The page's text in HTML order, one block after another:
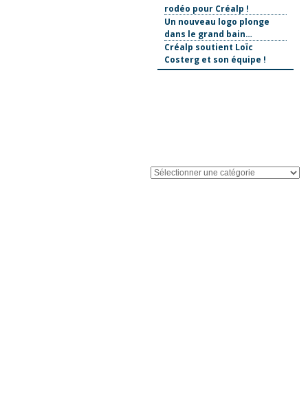
rodéo pour Créalp !
Un nouveau logo plonge
dans le grand bain…
Créalp soutient Loïc
Costerg et son équipe !